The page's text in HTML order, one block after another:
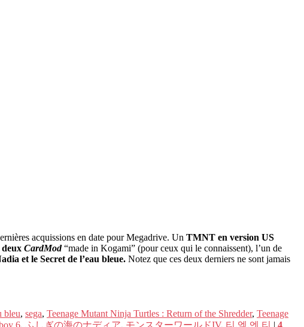
acquissions en date pour Megadrive. Un TMNT en version US
deux CardMod“made in Kogami” (pour ceux qui le connaissent), l’un de
et le Secret de l’eau bleue. Notez que ces deux derniers ne sont jamais
bleu, sega, Teenage Mutant Ninja Turtles : Return of the Shredder, Teenage
6, ふしぎの海のナディア, モンスターワールドIV, 티.엠.엔.티 | 4